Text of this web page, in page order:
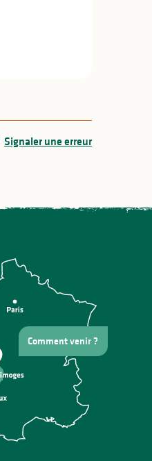
Signaler une erreur
Comment venir ?